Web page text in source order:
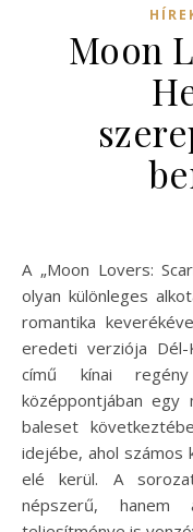
Moon
A „Moon Lovers: Scarlet Heart Ryeo” című sorozat egy
olyan különleges
romantika
eredeti verziója Dél-
című kínai
középpontjában egy
baleset
idejébe, ahol számos
elé kerül. A
népszerű,